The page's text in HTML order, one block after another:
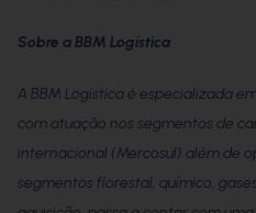
Sobre a BBM Logística
A BBM Logística é especializada
com atuação nos segmentos de
internacional (Mercosul) além de
segmentos florestal, químico,